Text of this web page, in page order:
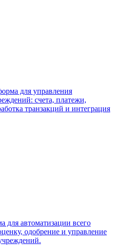
для управления
счета, платежи,
транзакций и интеграция
для автоматизации всего
одобрение и управление